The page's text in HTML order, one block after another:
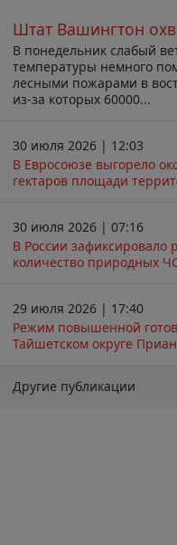
Штат Вашингтон
В понедельник слабый
температуры немного
лесными пожарами в
из-за которых 60000...
30 июля 2026 | 12:03
В Евросоюзе выгорело
гектаров площади
30 июля 2026 | 07:16
В России зафиксировало
количество природных
29 июля 2026 | 17:40
Режим повышенной
Тайшетском округе
Другие публикации